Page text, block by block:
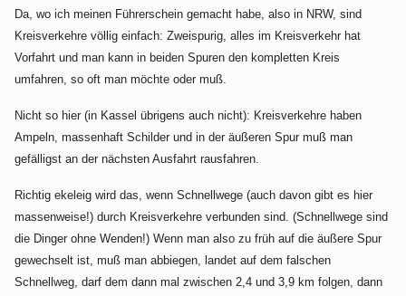
Da, wo ich meinen Führerschein gemacht habe, also in NRW, sind
Kreisverkehre völlig einfach: Zweispurig, alles im Kreisverkehr hat
Vorfahrt und man kann in beiden Spuren den kompletten Kreis
umfahren, so oft man möchte oder muß.
Nicht so hier (in Kassel übrigens auch nicht): Kreisverkehre haben
Ampeln, massenhaft Schilder und in der äußeren Spur muß man
gefälligst an der nächsten Ausfahrt rausfahren.
Richtig ekeleig wird das, wenn Schnellwege (auch davon gibt es hier
massenweise!) durch Kreisverkehre verbunden sind. (Schnellwege sind
die Dinger ohne Wenden!) Wenn man also zu früh auf die äußere Spur
gewechselt ist, muß man abbiegen, landet auf dem falschen
Schnellweg, darf dem dann mal zwischen 2,4 und 3,9 km folgen, dann